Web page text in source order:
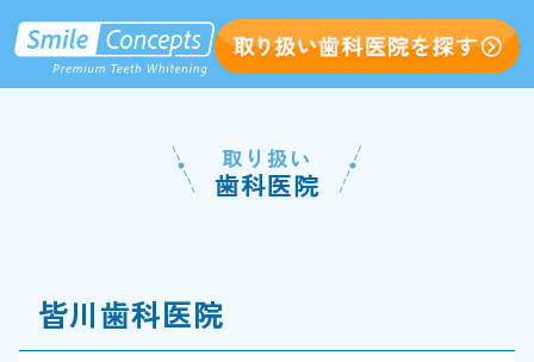
取り扱い
歯科医院
皆川歯科医院